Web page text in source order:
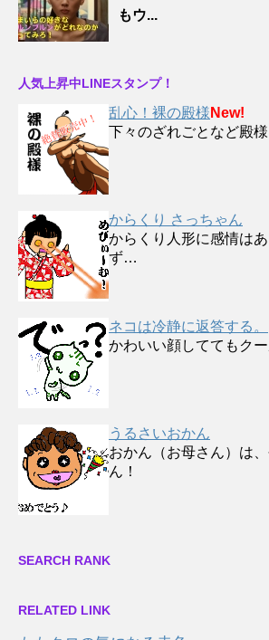
もウ...
人気上昇中LINEスタンプ！
乱心！裸の殿様 New!
下々のざれごとなど殿様
からくり さっちゃん
からくり人形に感情は
ず…
ネコは冷静に返答する。
かわいい顔しててもクー
うるさいおかん
おかん（お母さん）は
ん！
SEARCH RANK
RELATED LINK